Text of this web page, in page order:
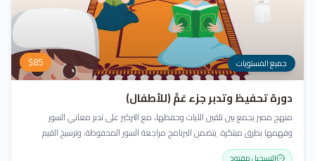
جميع المستويات $85
دورة تحفيظ وتدبر جزء عَمَّ (للأطفال)
منهج مميز يجمع بين تلقين الآيات وحفظها، مع التركيز على تدبر معاني السور
وفهمها بطرق مبتكرة. يتضمن البرنامج مراجعة السور المحفوظة، وترسيخ القيم
والأخلاق القرآنية، باستخدام أساليب ممتعة وأنشطة تفاعلية لتعزيز القراءة والفهم
التسجيل مفتوح